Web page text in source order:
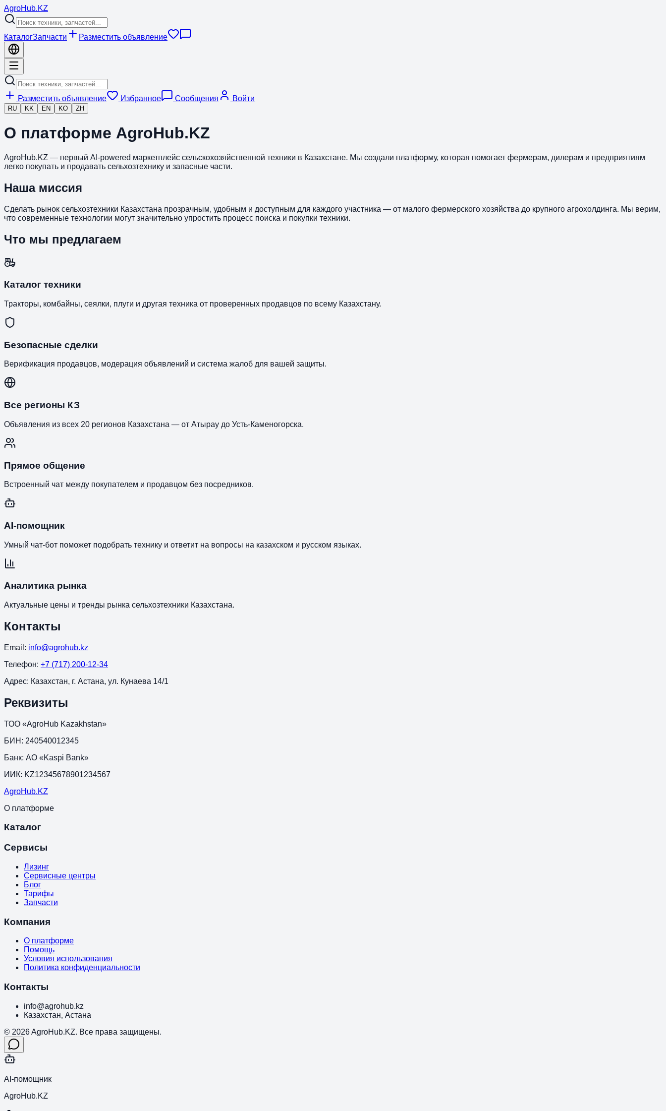
AgroHub.KZ
КаталогЗапчасти Разместить объявление
Разместить объявление Избранное Сообщения Войти
RU KK EN KO ZH
О платформе AgroHub.KZ
AgroHub.KZ — первый AI-powered маркетплейс сельскохозяйственной техники в Казахстане. Мы создали платформу, которая помогает фермерам, дилерам и предприятиям
легко покупать и продавать сельхозтехнику и запасные части.
Наша миссия
Сделать рынок сельхозтехники Казахстана прозрачным, удобным и доступным для каждого участника — от малого фермерского хозяйства до крупного агрохолдинга. Мы верим,
что современные технологии могут значительно упростить процесс поиска и покупки техники.
Что мы предлагаем
Каталог техники
Тракторы, комбайны, сеялки, плуги и другая техника от проверенных продавцов по всему Казахстану.
Безопасные сделки
Верификация продавцов, модерация объявлений и система жалоб для вашей защиты.
Все регионы КЗ
Объявления из всех 20 регионов Казахстана — от Атырау до Усть-Каменогорска.
Прямое общение
Встроенный чат между покупателем и продавцом без посредников.
AI-помощник
Умный чат-бот поможет подобрать технику и ответит на вопросы на казахском и русском языках.
Аналитика рынка
Актуальные цены и тренды рынка сельхозтехники Казахстана.
Контакты
Email: info@agrohub.kz
Телефон: +7 (717) 200-12-34
Адрес: Казахстан, г. Астана, ул. Кунаева 14/1
Реквизиты
ТОО «AgroHub Kazakhstan»
БИН: 240540012345
Банк: АО «Kaspi Bank»
ИИК: KZ12345678901234567
AgroHub.KZ
О платформе
Каталог
Сервисы
Лизинг
Сервисные центры
Блог
Тарифы
Запчасти
Компания
О платформе
Помощь
Условия использования
Политика конфиденциальности
Контакты
info@agrohub.kz
Казахстан, Астана
© 2026 AgroHub.KZ. Все права защищены.
AI-помощник
AgroHub.KZ